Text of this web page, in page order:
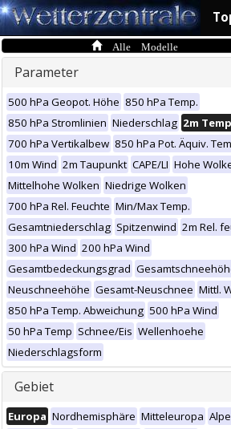
Alle Modelle
Parameter
500 hPa Geopot. Höhe 850 hPa Temp.
850 hPa Stromlinien Niederschlag 2m Temp
700 hPa Vertikalbew 850 hPa Pot. Äquiv.
10m Wind 2m Taupunkt CAPE/LI Hohe
Mittelhohe Wolken Niedrige Wolken
700 hPa Rel. Feuchte Min/Max Temp.
Gesamtniederschlag Spitzenwind 2m Rel.
300 hPa Wind 200 hPa Wind
Gesamtbedeckungsgrad
Neuschneehöhe Gesamt-Neuschnee Mittl.
850 hPa Temp. Abweichung 500 hPa Wind
50 hPa Temp Schnee/Eis Wellenhoehe
Niederschlagsform
Gebiet
Europa Nordhemisphäre Mitteleuropa